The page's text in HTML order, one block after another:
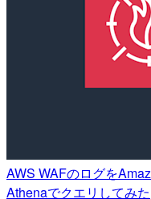
AWS WAFのログを
Athenaでクエリしてみた